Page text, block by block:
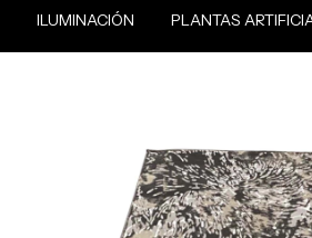
ILUMINACIÓN PLANTAS